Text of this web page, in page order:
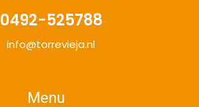
0492-525788
info@torrevieja.nl
Menu